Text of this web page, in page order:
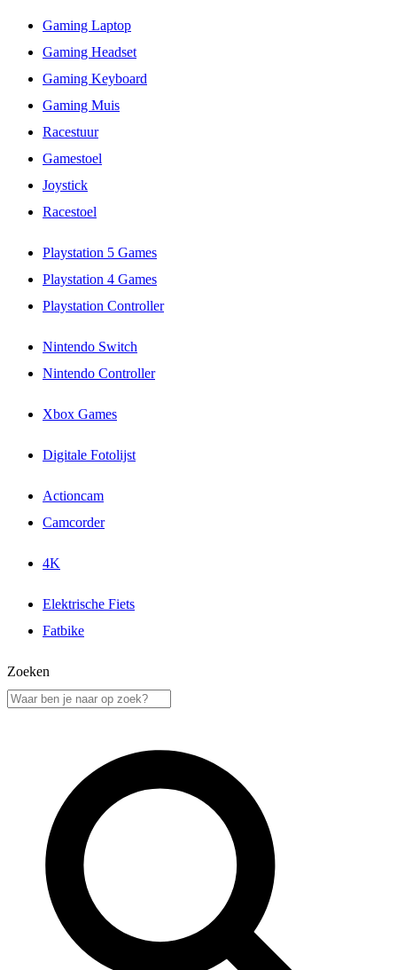
Gaming Laptop
Gaming Headset
Gaming Keyboard
Gaming Muis
Racestuur
Gamestoel
Joystick
Racestoel
Playstation 5 Games
Playstation 4 Games
Playstation Controller
Nintendo Switch
Nintendo Controller
Xbox Games
Digitale Fotolijst
Actioncam
Camcorder
4K
Elektrische Fiets
Fatbike
Zoeken